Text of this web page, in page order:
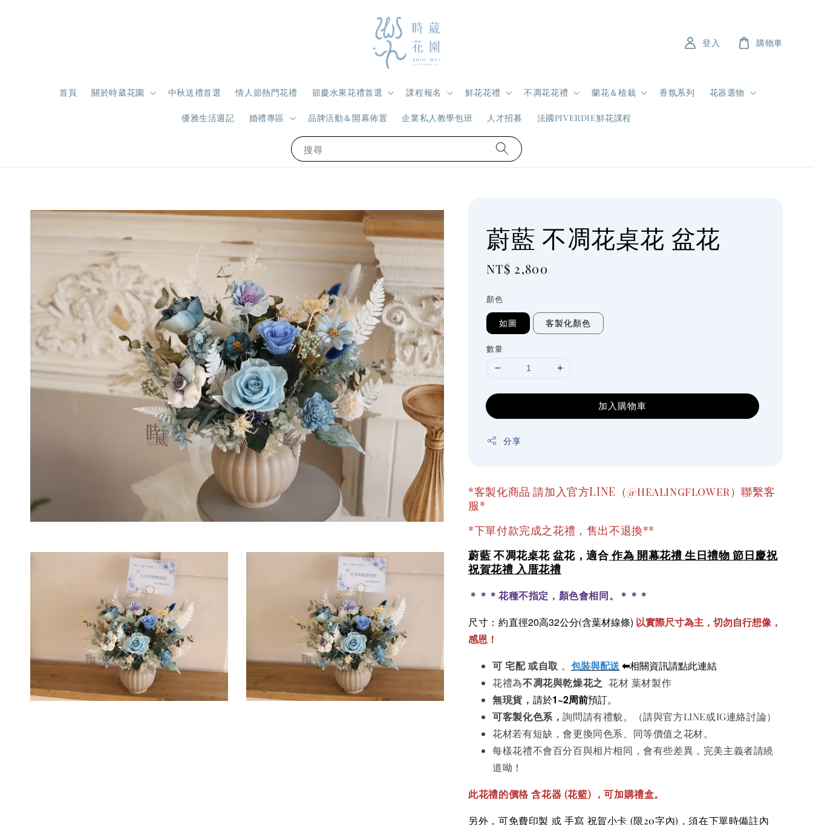
搜尋
首頁 關於時葳花園 中秋送禮首選 情人節熱門花禮 節慶水果花禮首選 課程報名 鮮花花禮 不凋花花禮 蘭花＆植栽 香氛系列 花器選物
優雅生活週記 婚禮專區 品牌活動＆開幕佈置 企業私人教學包班 人才招募 法國PIVERDIE鮮花課程
登入 購物車
蔚藍 不凋花桌花 盆花
Regular
NT$ 2,800
顏色
如圖 客製化顏色
數量
加入購物車
分享
*客製化商品 請加入官方LINE（@healingflower）聯繫客
服*
*下單付款完成之花禮，售出不退換**
蔚藍 不凋花桌花 盆花，適合作為 開幕花禮 生日禮物 節日慶祝
祝賀花禮 入厝花禮
＊＊＊花種不指定，顏色會相同。＊＊＊
尺寸：約直徑20高32公分(含葉材線條) 以實際尺寸為主，切勿自行想像，
感恩！
可宅配 或自取 。包裝與配送⬅相關資訊請點此連結
花禮為不凋花與乾燥花之 花材 葉材製作
無現貨， 請於1~2周前預訂。
可客製化色系 ，詢問請有禮貌。（請與官方LINE或IG連絡討論）
花材若有短缺，會更換同色系、同等價值之花材。
每樣花禮不會百分百與相片相同，會有些差異，完美主義者請繞
道呦！
此花禮的價格 含花器 (花籃) ，可加購禮盒。
另外，可免費印製 或 手寫 祝賀小卡 (限20字內) ，須在下單時備註內